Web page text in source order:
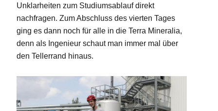
Unklarheiten zum Studiumsablauf direkt
nachfragen. Zum Abschluss des vierten Tages
ging es dann noch für alle in die Terra Mineralia,
denn als Ingenieur schaut man immer mal über
den Tellerrand hinaus.